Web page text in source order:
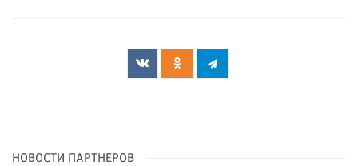
НОВОСТИ ПАРТНЕРОВ